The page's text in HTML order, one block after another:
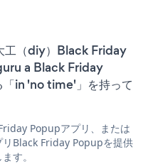
工（diy）Black Friday
a Black Friday
in 'no time'」を持って
Popupアプリ、または
Black Friday Popupを提供
す。